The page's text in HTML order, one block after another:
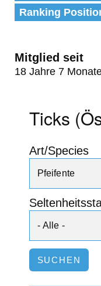
Ranking
Mitglied seit
18 Jahre 7
Ticks
Art/Species